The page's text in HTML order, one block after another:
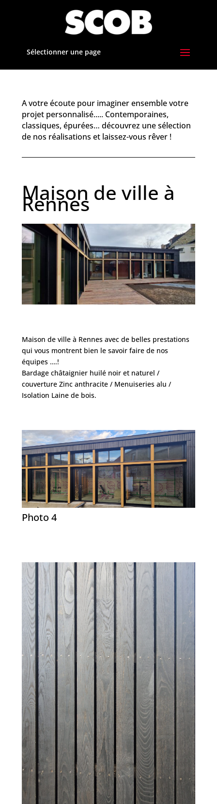
Sélectionner une page
A votre écoute pour imaginer ensemble votre
projet personnalisé..... Contemporaines,
classiques, épurées… découvrez une sélection
de nos réalisations et laissez-vous rêver !
Maison de ville à
Rennes
Maison de ville à Rennes avec de belles prestations
qui vous montrent bien le savoir faire de nos
équipes ….!
Bardage châtaignier huilé noir et naturel /
couverture Zinc anthracite / Menuiseries alu /
Isolation Laine de bois.
Photo 4